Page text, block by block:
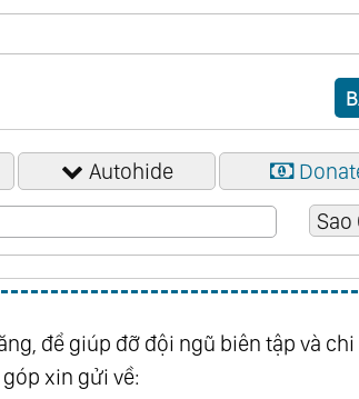
Autohide
để giúp đỡ đội ngũ biên tập và
xin gửi về: